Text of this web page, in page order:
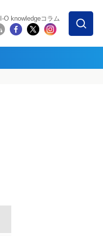
I-O knowledgeコラム